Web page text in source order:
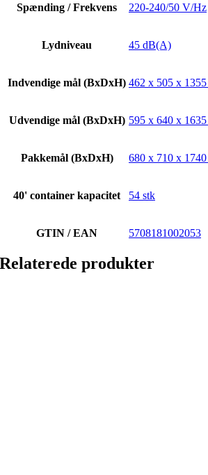
Spænding / Frekvens 220-240/50 V/Hz
Lydniveau 45 dB(A)
Indvendige mål (BxDxH) 462 x 505 x
Udvendige mål (BxDxH) 595 x 640 x
Pakkemål (BxDxH) 680 x 710 x
40' container kapacitet 54 stk
GTIN / EAN 5708181002053
Relaterede produkter